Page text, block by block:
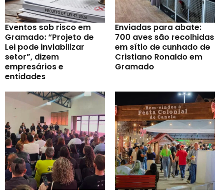
Eventos sob risco em
Gramado: “Projeto de
Lei pode inviabilizar
setor”, dizem
empresários e
entidades
Enviadas para abate:
700 aves são recolhidas
em sítio de cunhado de
Cristiano Ronaldo em
Gramado